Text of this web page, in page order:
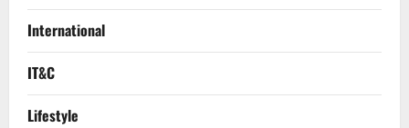
International
IT&C
Lifestyle